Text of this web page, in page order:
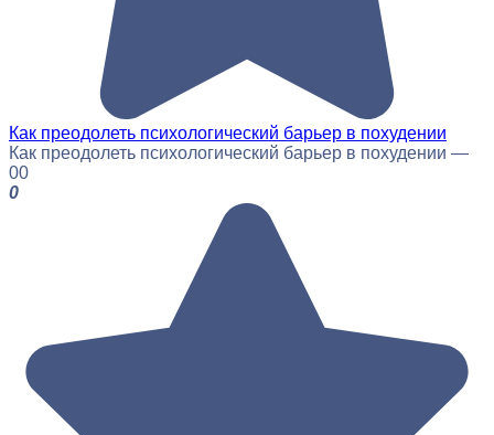
Как преодолеть психологический барьер в похудении
Как преодолеть психологический барьер в похудении —
00
0